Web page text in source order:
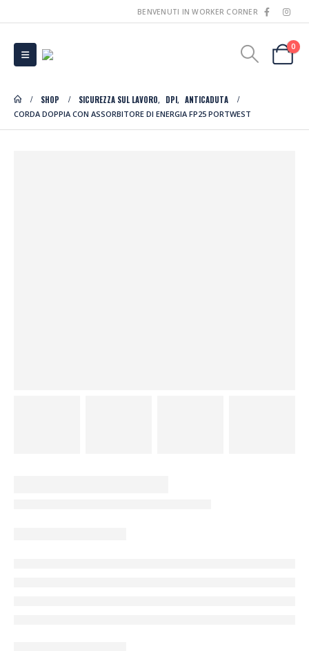
BENVENUTI IN WORKER CORNER
0
SHOP SICUREZZA SUL LAVORO, DPI, ANTICADUTA
CORDA DOPPIA CON ASSORBITORE DI ENERGIA FP25 PORTWEST